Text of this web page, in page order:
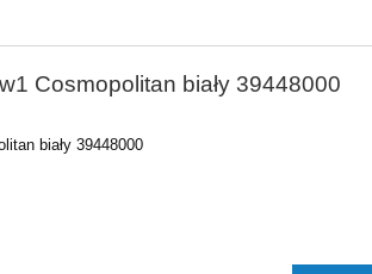
Najniższa cena:1 181,80 zł
Cosmopolitan biały 39448000
biały 39448000